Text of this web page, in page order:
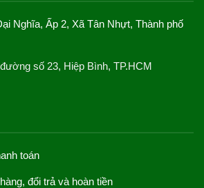
Nghĩa, Ấp 2, Xã Tân Nhựt, Thành phố
số 23, Hiệp Bình, TP.HCM
toán
đổi trả và hoàn tiền